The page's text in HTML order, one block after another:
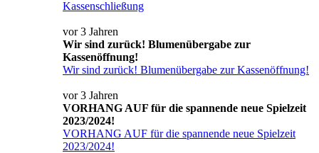
Kassenschließung
vor 3 Jahren
Wir sind zurück! Blumenübergabe zur
Kassenöffnung!
Wir sind zurück! Blumenübergabe zur Kassenöffnung!
vor 3 Jahren
VORHANG AUF für die spannende neue Spielzeit
2023/2024!
VORHANG AUF für die spannende neue Spielzeit
2023/2024!